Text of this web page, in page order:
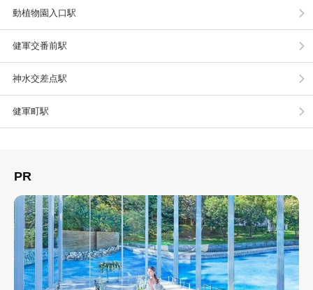
動植物園入口駅
健軍交番前駅
神水交差点駅
健軍町駅
PR